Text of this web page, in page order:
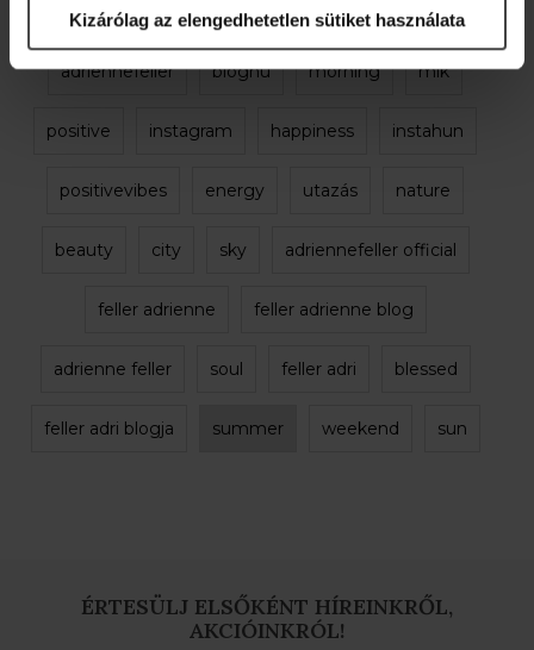
Kizárólag az elengedhetetlen sütiket használata
egyéb kategória relax life love
adriennefeller bloghu morning mik
positive instagram happiness instahun
positivevibes energy utazás nature
beauty city sky adriennefeller official
feller adrienne feller adrienne blog
adrienne feller soul feller adri blessed
feller adri blogja summer weekend sun
ÉRTESÜLJ ELSŐKÉNT HÍREINKRŐL,
AKCIÓINKRÓL!